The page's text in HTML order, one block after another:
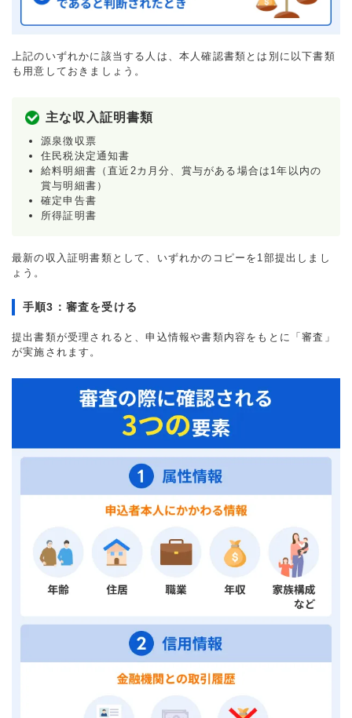
上記のいずれかに該当する人は、本人確認書類とは別に以下書類
も用意しておきましょう。
主な収入証明書類
源泉徴収票
住民税決定通知書
給料明細書（直近2カ月分、賞与がある場合は1年以内の
賞与明細書）
確定申告書
所得証明書
最新の収入証明書類として、いずれかのコピーを1部提出しまし
ょう。
手順3：審査を受ける
提出書類が受理されると、申込情報や書類内容をもとに「審査」
が実施されます。